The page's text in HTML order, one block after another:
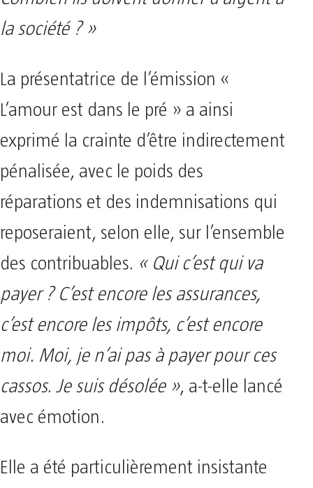
la société ? »
La présentatrice de l’émission «
L’amour est dans le pré » a ainsi
exprimé la crainte d’être indirectement
pénalisée, avec le poids des
réparations et des indemnisations qui
reposeraient, selon elle, sur l’ensemble
des contribuables. « Qui c’est qui va
payer ? C’est encore les assurances,
c’est encore les impôts, c’est encore
moi. Moi, je n’ai pas à payer pour ces
cassos. Je suis désolée », a-t-elle lancé
avec émotion.
Elle a été particulièrement insistante